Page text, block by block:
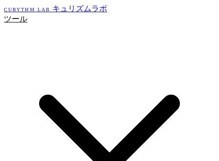
CURYTHM LAB
キュリズムラボ
ツール